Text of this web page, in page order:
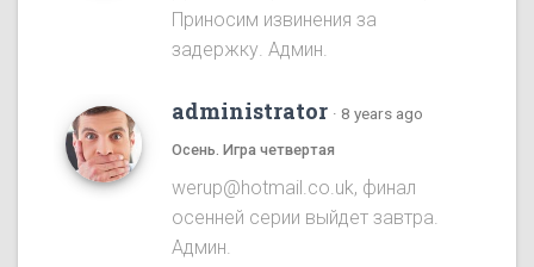
Приносим извинения за
задержку. Админ.
administrator · 8 years ago
Осень. Игра четвертая
werup@hotmail.co.uk, финал
осенней серии выйдет завтра.
Админ.